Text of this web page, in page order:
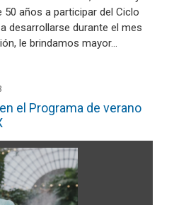
años a participar del Ciclo
desarrollarse durante el mes
le brindamos mayor…
el Programa de verano